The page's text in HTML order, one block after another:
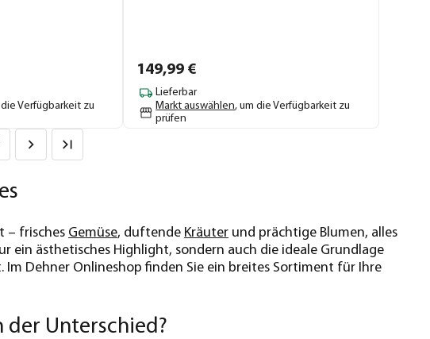
die Verfügbarkeit zu
149,99 €
Lieferbar
Markt auswählen, um die Verfügbarkeit zu
prüfen
– frisches Gemüse, duftende Kräuter und prächtige Blumen, alles
ein ästhetisches Highlight, sondern auch die ideale Grundlage
Dehner Onlineshop finden Sie ein breites Sortiment für Ihre
der Unterschied?